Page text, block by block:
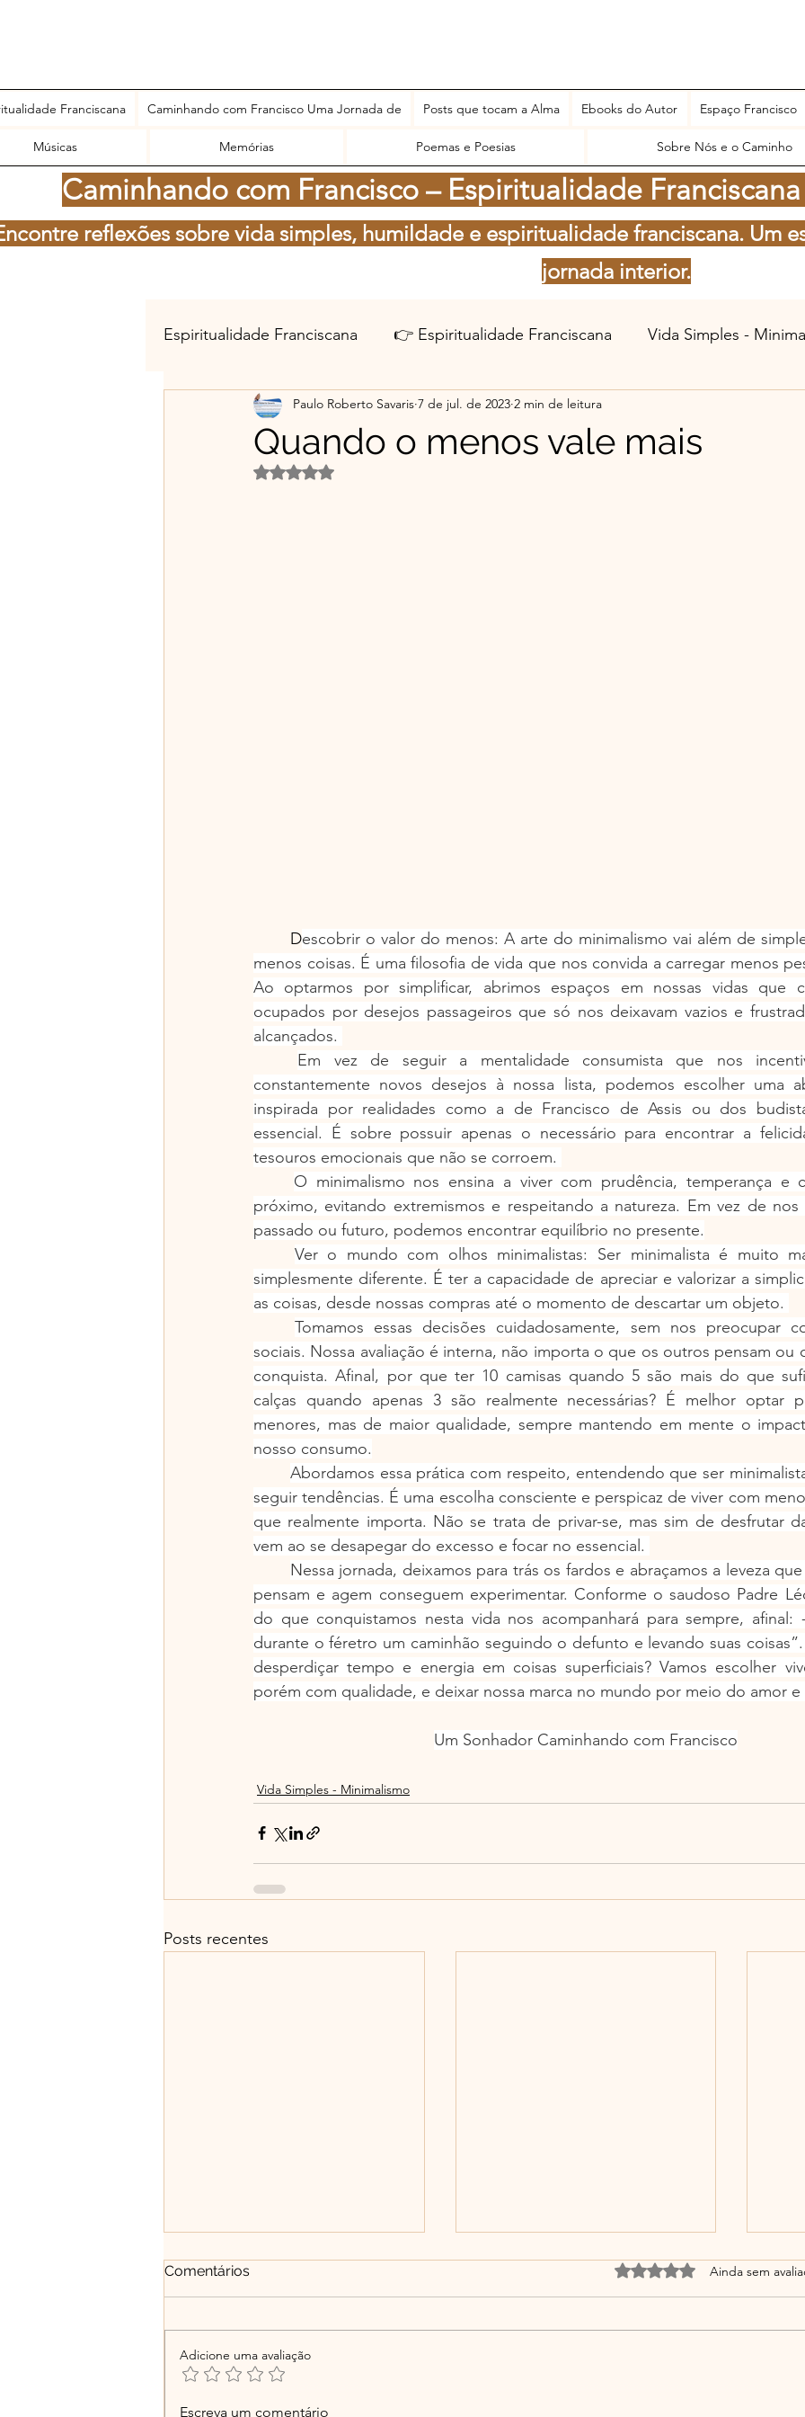
Franciscana Caminhando com Francisco Uma Jornada de Posts que tocam a Alma Ebooks do Autor Espaço Francisco
Músicas Memórias Poemas e Poesias Sobre Nós e o Caminho
Caminhando com Francisco – Espiritualidade
reflexões sobre vida simples, humildade e espiritualidade franciscana. Um
jornada interior.
Espiritualidade Franciscana 👉 Espiritualidade Franciscana Vida Simples -
Projetos Educativos Flor da Serra do Sul - Histórias
Material gratuito e Publicidade
Quando o menos vale mais
Paulo Roberto Savaris 7 de jul. de 2023 2 min de leitura
Avaliado com NaN de 5 estrelas.
	D
escobrir o valor do menos: A arte do minimalismo vai além de
menos coisas. É uma filosofia de vida que nos convida a carregar menos
Ao optarmos por simplificar, abrimos espaços em nossas vidas que
ocupados por desejos passageiros que só nos deixavam vazios e
alcançados.
Em vez de seguir a mentalidade consumista que nos
constantemente novos desejos à nossa lista, podemos escolher uma
inspirada por realidades como a de Francisco de Assis ou dos
essencial. É sobre possuir apenas o necessário para encontrar a
tesouros emocionais que não se corroem.
O minimalismo nos ensina a viver com prudência, temperança e
próximo, evitando extremismos e respeitando a natureza. Em vez de
passado ou futuro, podemos encontrar equilíbrio no presente.
Ver o mundo com olhos minimalistas: Ser minimalista é muito
simplesmente diferente. É ter a capacidade de apreciar e valorizar a
as coisas, desde nossas compras até o momento de descartar um objeto.
Tomamos essas decisões cuidadosamente, sem nos preocupar
sociais. Nossa avaliação é interna, não importa o que os outros pensam ou
conquista. Afinal, por que ter 10 camisas quando 5 são mais do que
calças quando apenas 3 são realmente necessárias? É melhor optar
menores, mas de maior qualidade, sempre mantendo em mente o
nosso consumo.
Abordamos essa prática com respeito, entendendo que ser
seguir tendências. É uma escolha consciente e perspicaz de viver com
que realmente importa. Não se trata de privar-se, mas sim de desfrutar
vem ao se desapegar do excesso e focar no essencial.
Nessa jornada, deixamos para trás os fardos e abraçamos a leveza
pensam e agem conseguem experimentar. Conforme o saudoso Padre
do que conquistamos nesta vida nos acompanhará para sempre, afinal:
durante o féretro um caminhão seguindo o defunto e levando suas
desperdiçar tempo e energia em coisas superficiais? Vamos escolher
porém com qualidade, e deixar nossa marca no mundo por meio do amor e
Um Sonhador Caminhando com Francisco
Vida Simples - Minimalismo
Posts recentes
Entre o ego e a essência: a
Comentários Avaliado com 0 de 5
Ainda sem
Adicione uma avaliação
Escreva um comentário